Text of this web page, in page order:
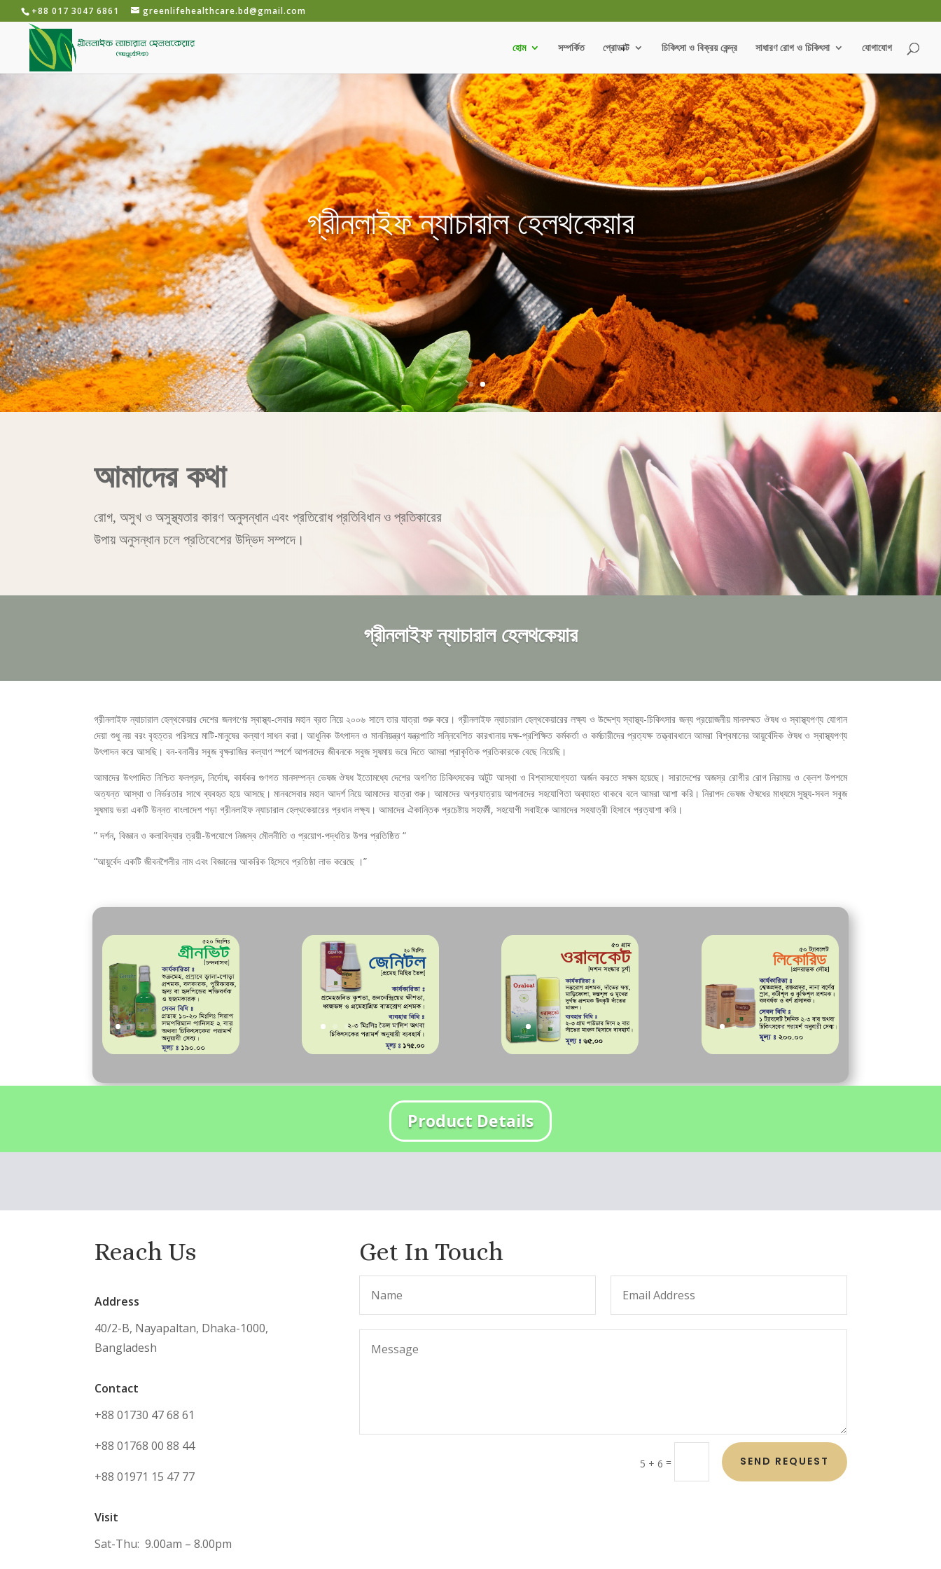
+88 017 3047 6861 greenlifehealthcare.bd@gmail.com
হোম সম্পর্কিত প্রোডাক্ট চিকিৎসা ও বিক্রয় কেন্দ্র সাধারণ রোগ ও চিকিৎসা যোগাযোগ
গ্রীনলাইফ ন্যাচারাল হেলথকেয়ার
আমাদের কথা
রোগ, অসুখ ও অসুস্থ্যতার কারণ অনুসন্ধান এবং প্রতিরোধ প্রতিবিধান ও প্রতিকারের
উপায় অনুসন্ধান চলে প্রতিবেশের উদ্ভিদ সম্পদে।
গ্রীনলাইফ ন্যাচারাল হেলথকেয়ার
গ্রীনলাইফ ন্যাচারাল হেল্থকেয়ার দেশের জনগণের স্বাস্থ্য-সেবার মহান ব্রত নিয়ে ২০০৬ সালে তার যাত্রা শুরু করে। গ্রীনলাইফ ন্যাচারাল হেল্থকেয়ারের লক্ষ্য ও উদ্দেশ্য স্বাস্থ্য-চিকিৎসার জন্য প্রয়োজনীয় মানসম্মত ঔষধ ও স্বাস্থ্যপণ্য যোগান
দেয়া শুধু নয় বরং বৃহত্তর পরিসরে মাটি-মানুষের কল্যাণ সাধন করা। আধুনিক উৎপাদন ও মাননিয়ন্ত্রণ যন্ত্রপাতি সন্নিবেশিত কারখানায় দক্ষ-প্রশিক্ষিত কর্মকর্তা ও কর্মচারীদের প্রত্যক্ষ তত্ত্বাবধানে আমরা বিশ্বমানের আয়ুর্বেদিক ঔষধ ও স্বাস্থ্যপণ্য
উৎপাদন করে আসছি। বন-বনানীর সবুজ বৃক্ষরাজির কল্যাণ স্পর্শে আপনাদের জীবনকে সবুজ সুষমায় ভরে দিতে আমরা প্রাকৃতিক প্রতিকারকে বেছে নিয়েছি।
আমাদের উৎপাদিত নিশ্চিত ফলপ্রদ, নির্দোষ, কার্যকর গুণগত মানসম্পন্ন ভেষজ ঔষধ ইতোমধ্যে দেশের অগণিত চিকিৎসকের অটুট আস্থা ও বিশ্বাসযোগ্যতা অর্জন করতে সক্ষম হয়েছে। সারাদেশের অজস্র রোগীর রোগ নিরাময় ও ক্লেশ উপশমে
অত্যন্ত আস্থা ও নির্ভরতার সাথে ব্যবহৃত হয়ে আসছে। মানবসেবার মহান আদর্শ নিয়ে আমাদের যাত্রা শুরু। আমাদের অগ্রযাত্রায় আপনাদের সহযোগিতা অব্যাহত থাকবে বলে আমরা আশা করি। নিরাপদ ভেষজ ঔষধের মাধ্যমে সুস্থ্য-সবল সবুজ
সুষমায় ভরা একটি উন্নত বাংলাদেশ গড়া গ্রীনলাইফ ন্যাচারাল হেল্থকেয়ারের প্রধান লক্ষ্য। আমাদের ঐকান্তিক প্রচেষ্টায় সহমর্মী, সহযোগী সবাইকে আমাদের সহযাত্রী হিসাবে প্রত্যাশা করি।
” দর্শন, বিজ্ঞান ও কলাবিদ্যার ত্রয়ী-উপযোগে নিজস্ব মৌলনীতি ও প্রয়োগ-পদ্ধতির উপর প্রতিষ্ঠিত “
“আয়ুর্বেদ একটি জীবনশৈলীর নাম এবং বিজ্ঞানের আকরিক হিসেবে প্রতিষ্ঠা লাভ করেছে ।”
Product Details
Reach Us
Address
40/2-B, Nayapaltan, Dhaka-1000,
Bangladesh
Contact
+88 01730 47 68 61
+88 01768 00 88 44
+88 01971 15 47 77
Visit
Sat-Thu: 9.00am – 8.00pm
Get In Touch
5 + 6 = SEND REQUEST